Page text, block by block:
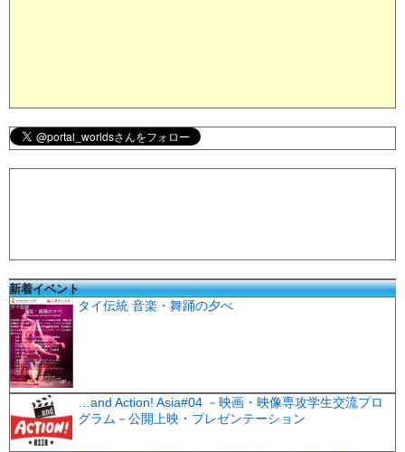
新着イベント
タイ伝統 音楽・舞踊の夕べ
…and Action! Asia#04 －映画・映像専攻学生交流プロ
グラム－公開上映・プレゼンテーション